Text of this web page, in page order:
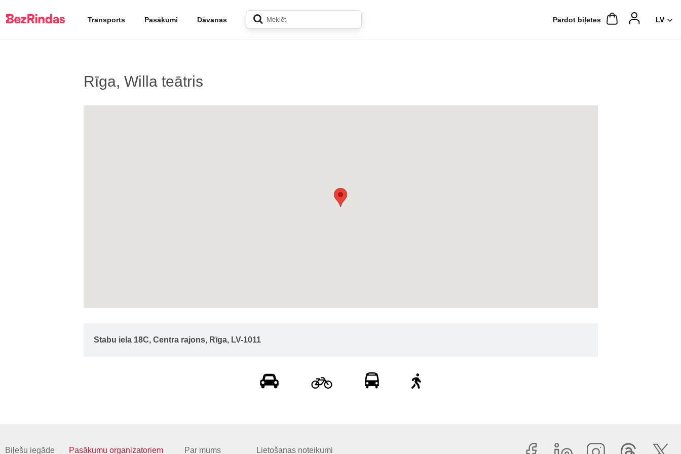
Transports Pasākumi Dāvanas Pārdot biļetes
Rīga, Willa teātris
Stabu iela 18C, Centra rajons, Rīga, LV-1011
Biļešu iegāde Pasākumu organizatoriem Par mums Lietošanas noteikumi